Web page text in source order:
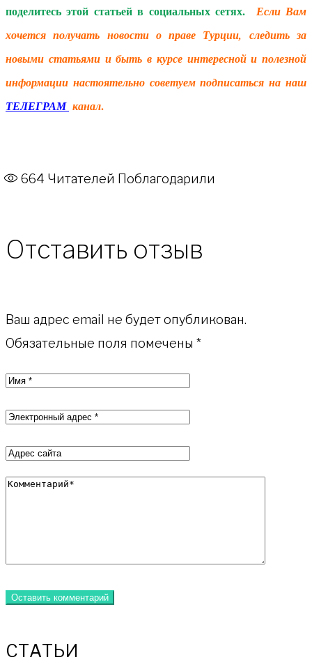
поделитесь этой статьей в социальных сетях.
Если Вам
хочется получать новости о праве Турции, следить за
новыми статьями и быть в курсе интересной и полезной
информации настоятельно советуем подписаться на наш
ТЕЛЕГРАМ канал.
664 Читателей Поблагодарили
Отставить отзыв
Ваш адрес email не будет опубликован.
Обязательные поля помечены *
СТАТЬИ